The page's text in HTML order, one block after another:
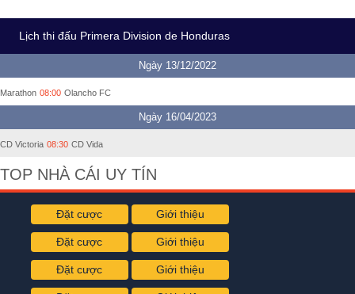
Lịch thi đấu Primera Division de Honduras
Ngày 13/12/2022
Marathon 08:00 Olancho FC
Ngày 16/04/2023
CD Victoria 08:30 CD Vida
TOP NHÀ CÁI UY TÍN
Đặt cược Giới thiệu
Đặt cược Giới thiệu
Đặt cược Giới thiệu